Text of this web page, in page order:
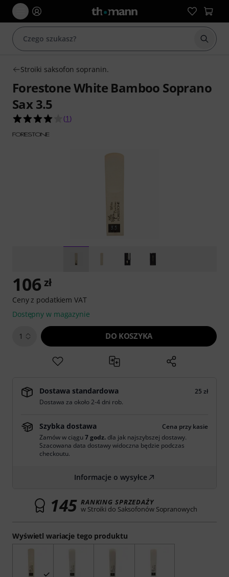
Stroiki saksofon sopranin.
Forestone White Bamboo Soprano
Sax 3.5
4.0 na 5 gwiazdek z 1 ocen klientów
(1 )
Wyświetl wariacje tego produktu
106 zł
Ceny z podatkiem VAT
Dostępny w magazynie
1 DO KOSZYKA
Dostawa standardowa
25 zł
Dostawa za około 2-4 dni rob.
Szybka dostawa
Cena przy kasie
Zamów w ciągu7 godz. dla jak najszybszej dostawy.
Szacowana data dostawy widoczna będzie podczas
checkoutu.
Informacje o wysyłce
145 RANKING SPRZEDAŻY
w Stroiki do Saksofonów Sopranowych